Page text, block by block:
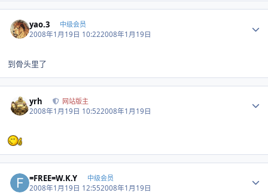
yao.3 中级会员
2008年1月19日 10:222008年1月19日
到骨头里了
yrh 网站版主
2008年1月19日 10:522008年1月19日
=FREE=W.K.Y 中级会员
2008年1月19日 12:552008年1月19日